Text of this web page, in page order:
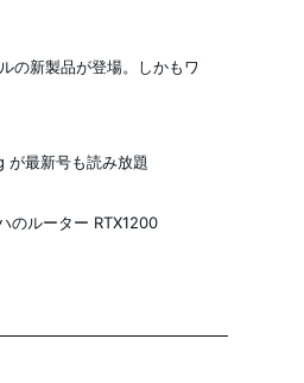
の新製品が登場。しかもワ
最新号も読み放題
のルーター RTX1200